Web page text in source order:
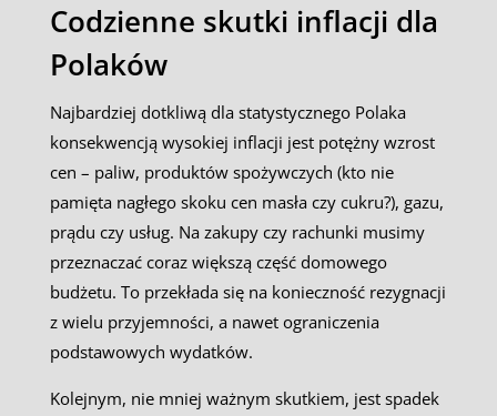
Codzienne skutki inflacji dla
Polaków
Najbardziej dotkliwą dla statystycznego Polaka
konsekwencją wysokiej inflacji jest potężny wzrost
cen – paliw, produktów spożywczych (kto nie
pamięta nagłego skoku cen masła czy cukru?), gazu,
prądu czy usług. Na zakupy czy rachunki musimy
przeznaczać coraz większą część domowego
budżetu. To przekłada się na konieczność rezygnacji
z wielu przyjemności, a nawet ograniczenia
podstawowych wydatków.
Kolejnym, nie mniej ważnym skutkiem, jest spadek